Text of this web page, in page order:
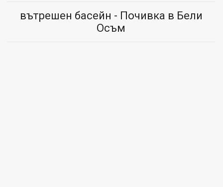
вътрешен басейн - Почивка в Бели
Осъм